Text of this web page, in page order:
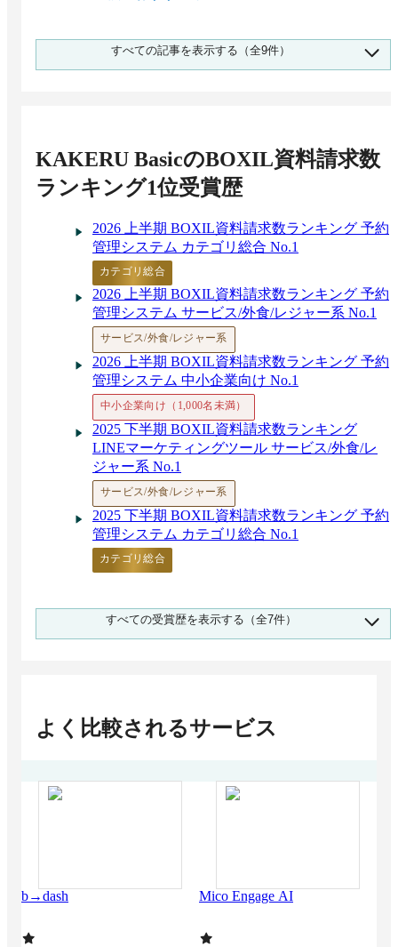
問い合わせ管理システムの費用相場と料金比
較・おすすめサービス
LINEマーケティングツールの市場シェア 1,545
人調査 1位はカスタマーリングス
すべての記事を表示する（全9件）
KAKERU BasicのBOXIL資料請求数
ランキング1位受賞歴
2026 上半期 BOXIL資料請求数ランキング 予約
管理システム カテゴリ総合 No.1
カテゴリ総合
2026 上半期 BOXIL資料請求数ランキング 予約
管理システム サービス/外食/レジャー系 No.1
サービス/外食/レジャー系
2026 上半期 BOXIL資料請求数ランキング 予約
管理システム 中小企業向け No.1
中小企業向け（1,000名未満）
2025 下半期 BOXIL資料請求数ランキング
LINEマーケティングツール サービス/外食/レ
ジャー系 No.1
サービス/外食/レジャー系
2025 下半期 BOXIL資料請求数ランキング 予約
管理システム カテゴリ総合 No.1
カテゴリ総合
2025 下半期 BOXIL資料請求数ランキング 予約
管理システム 不動産/建設/設備系 No.1
中小企業向け（1,000名未満）
すべての受賞歴を表示する（全7件）
よく比較されるサービス
b→dash Mico Engage AI